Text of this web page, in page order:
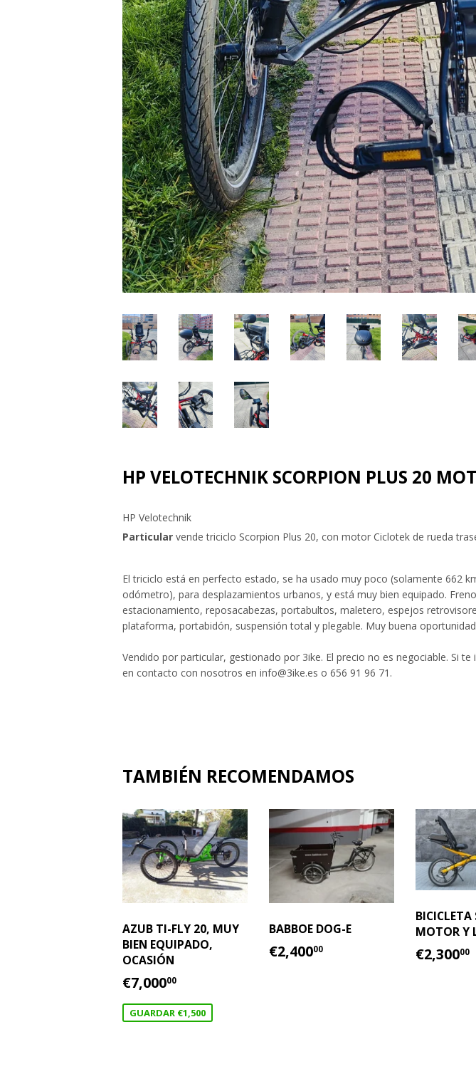
HP VELOTECHNIK SCORPION PLUS 20
HP Velotechnik
Particular vende triciclo Scorpion Plus 20, con motor Ciclotek de rueda
El triciclo está en perfecto estado, se ha usado muy poco (solamente 662
odómetro), para desplazamientos urbanos, y está muy bien equipado.
estacionamiento, reposacabezas, portabultos, maletero, espejos
plataforma, portabidón, suspensión total y plegable. Muy buena
Vendido por particular, gestionado por 3ike. El precio no es negociable. Si
en contacto con nosotros en info@3ike.es o 656 91 96 71.
TAMBIÉN RECOMENDAMOS
AZUB TI-FLY 20, MUY
BIEN EQUIPADO,
OCASIÓN
PRECIO
DE
OFERTA
€7,00000
GUARDAR €1,500
BABBOE DOG-E
PRECIO
HABITUAL
€2,40000
MOTOR Y
PRECIO
€2,30000